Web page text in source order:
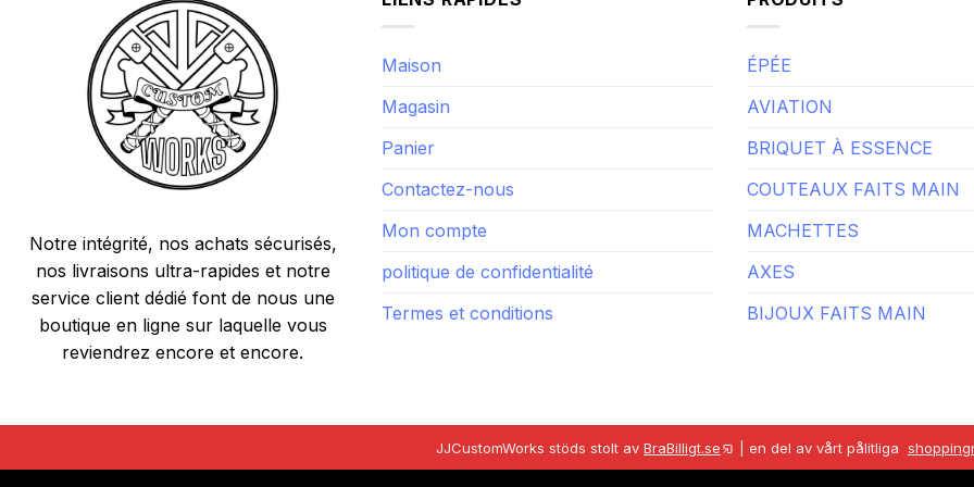
Notre intégrité, nos achats sécurisés,
nos livraisons ultra-rapides et notre
service client dédié font de nous une
boutique en ligne sur laquelle vous
reviendrez encore et encore.
Maison
Magasin
Panier
Contactez-nous
Mon compte
politique de confidentialité
Termes et conditions
ÉPÉE
AVIATION
BRIQUET À ESSENCE
COUTEAUX FAITS MAIN
MACHETTES
AXES
BIJOUX FAITS MAIN
JJCustomWorks stöds stolt av BraBilligt.se en del av vårt pålitliga